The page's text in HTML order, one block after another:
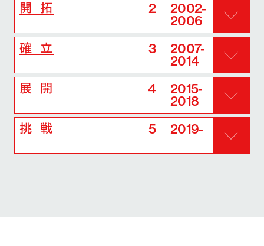
開 拓 2
2002-
2006
確 立 3
2007-
2014
展 開 4
2015-
2018
挑 戦 5 2019-